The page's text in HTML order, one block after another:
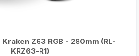
Kraken Z63 RGB - 280mm (RL-
KRZ63-R1)